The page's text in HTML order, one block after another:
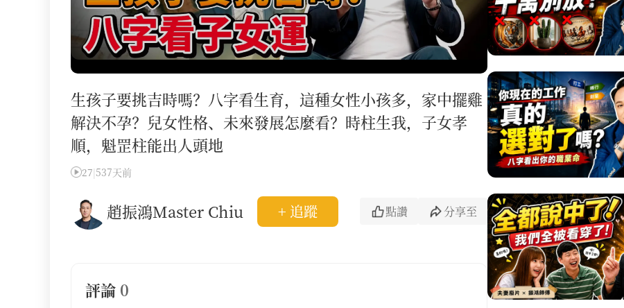
生孩子要挑吉時嗎？八字看生育，這種女性小孩多，家中擺雞
解決不孕？兒女性格、未來發展怎麼看？時柱生我，子女孝
順，魁罡柱能出人頭地
27|537天前
趙振鴻Master Chiu + 追蹤 點讚 分享至
評論 0